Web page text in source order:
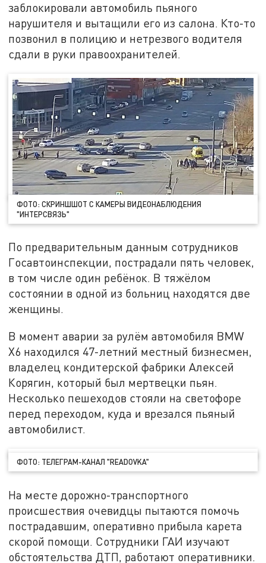
заблокировали автомобиль пьяного
нарушителя и вытащили его из салона. Кто-то
позвонил в полицию и нетрезвого водителя
сдали в руки правоохранителей.
ФОТО: СКРИНШШОТ С КАМЕРЫ ВИДЕОНАБЛЮДЕНИЯ
"ИНТЕРСВЯЗЬ"
По предварительным данным сотрудников
Госавтоинспекции, пострадали пять человек,
в том числе один ребёнок. В тяжёлом
состоянии в одной из больниц находятся две
женщины.
В момент аварии за рулём автомобиля ВМW
X6 находился 47-летний местный бизнесмен,
владелец кондитерской фабрики Алексей
Корягин, который был мертвецки пьян.
Несколько пешеходов стояли на светофоре
перед переходом, куда и врезался пьяный
автомобилист.
ФОТО: ТЕЛЕГРАМ-КАНАЛ "READOVKA"
На месте дорожно-транспортного
происшествия очевидцы пытаются помочь
пострадавшим, оперативно прибыла карета
скорой помощи. Сотрудники ГАИ изучают
обстоятельства ДТП, работают оперативники.